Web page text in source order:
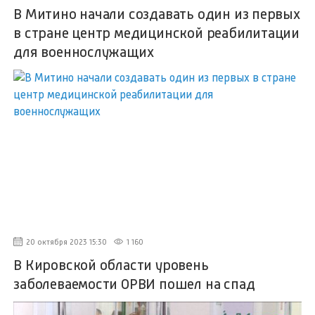
В Митино начали создавать один из первых
в стране центр медицинской реабилитации
для военнослужащих
20 октября 2023 15:30 1 160
В Кировской области уровень
заболеваемости ОРВИ пошел на спад